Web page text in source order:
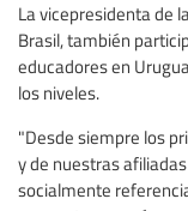
La vicepresidenta de
Brasil, también
educadores en
los niveles.
"Desde siempre los
y de nuestras
socialmente